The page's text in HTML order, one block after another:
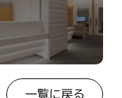
一覧に戻る